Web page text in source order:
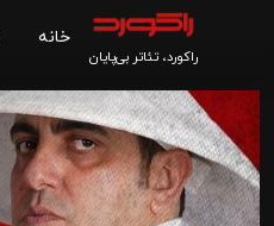
راکورد، تئاتر بی‌پایان
خانه